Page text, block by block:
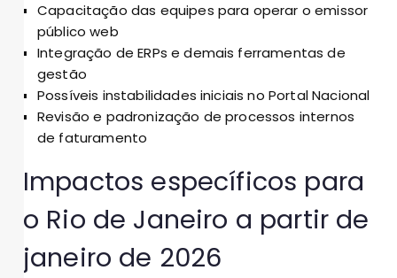
Capacitação das equipes para operar o emissor
público web
Integração de ERPs e demais ferramentas de
gestão
Possíveis instabilidades iniciais no Portal Nacional
Revisão e padronização de processos internos
de faturamento
Impactos específicos para
o Rio de Janeiro a partir de
janeiro de 2026